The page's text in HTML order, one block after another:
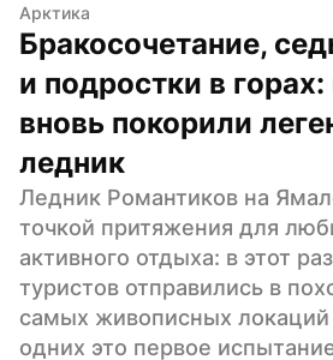
Арктика
Бракосочетание,
и подростки в
вновь покорили
ледник
Ледник Романтиков на
точкой притяжения для
активного отдыха: в этот
туристов отправились в
самых живописных локаций
одних это первое